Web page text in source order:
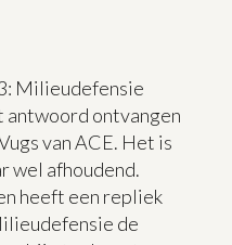
Milieudefensie
antwoord ontvangen
van ACE. Het is
wel afhoudend.
heeft een repliek
de